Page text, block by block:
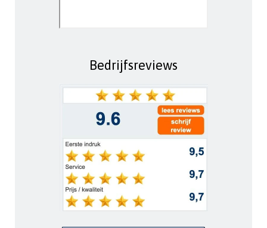
Bedrijfsreviews